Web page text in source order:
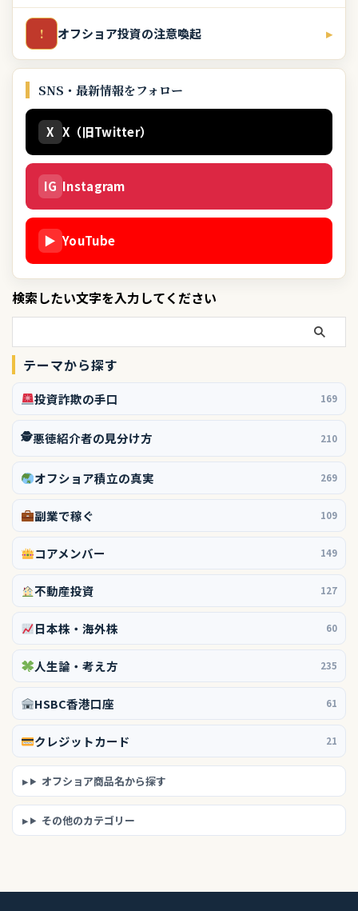
! オフショア投資の注意喚起 ▸
SNS・最新情報をフォロー
X X（旧Twitter）
IG Instagram
▶ YouTube
検索したい文字を入力してください
テーマから探す
投資詐欺の手口 169
🕵️悪徳紹介者の見分け方 210
オフショア積立の真実 269
副業で稼ぐ 109
コアメンバー 149
不動産投資 127
日本株・海外株 60
人生論・考え方 235
HSBC香港口座 61
クレジットカード 21
オフショア商品名から探す
その他のカテゴリー